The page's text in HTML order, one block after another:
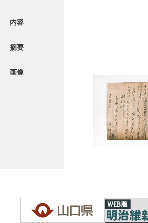
内容
摘要
画像